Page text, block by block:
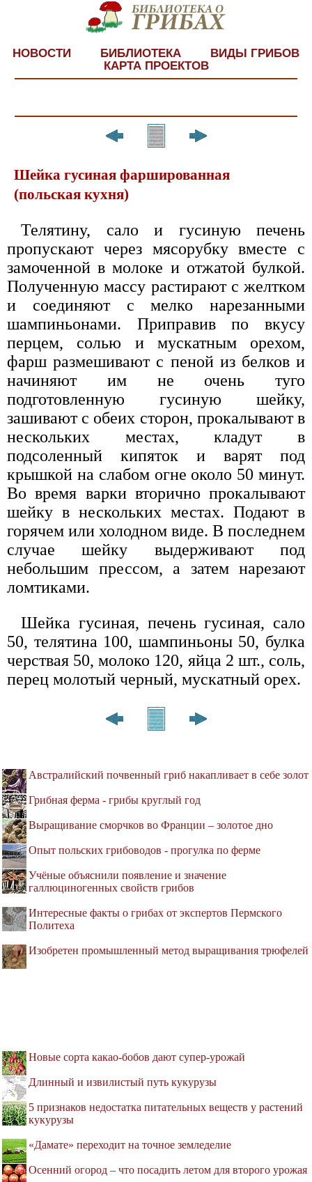
НОВОСТИ БИБЛИОТЕКА
ВИДЫ ГРИБОВ
КАРТА ПРОЕКТОВ
Шейка гусиная фаршированная
(польская кухня)
Телятину, сало и гусиную печень
пропускают через мясорубку вместе с
замоченной в молоке и отжатой булкой.
Полученную массу растирают с желтком
и соединяют с мелко нарезанными
шампиньонами. Приправив по вкусу
перцем, солью и мускатным орехом,
фарш размешивают с пеной из белков и
начиняют им не очень туго
подготовленную гусиную шейку,
зашивают с обеих сторон, прокалывают в
нескольких местах, кладут в
подсоленный кипяток и варят под
крышкой на слабом огне около 50 минут.
Во время варки вторично прокалывают
шейку в нескольких местах. Подают в
горячем или холодном виде. В последнем
случае шейку выдерживают под
небольшим прессом, а затем нарезают
ломтиками.
Шейка гусиная, печень гусиная, сало
50, телятина 100, шампиньоны 50, булка
черствая 50, молоко 120, яйца 2 шт., соль,
перец молотый черный, мускатный орех.
Австралийский почвенный гриб накапливает в себе золот
Грибная ферма - грибы круглый год
Выращивание сморчков во Франции – золотое дно
Опыт польских грибоводов - прогулка по ферме
Учёные объяснили появление и значение
галлюциногенных свойств грибов
Интересные факты о грибах от экспертов Пермского
Политеха
Изобретен промышленный метод выращивания трюфелей
Новые сорта какао-бобов дают супер-урожай
Длинный и извилистый путь кукурузы
5 признаков недостатка питательных веществ у растений
кукурузы
«Дамате» переходит на точное земледелие
Осенний огород – что посадить летом для второго урожая